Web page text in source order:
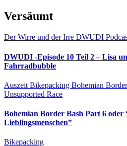
Versäumt
Der Wirre und der Irre DWUDI
DWUDI -Episode 10 Teil 2 – Lisa
Fahrradbubble
Auszeit Bikepacking Bohemian
Unsupported Race
Bohemian Border Bash Part 6 oder
Lieblingsmenschen”
Bikepacking